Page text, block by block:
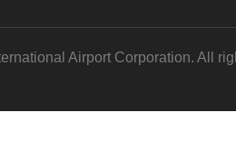
Airport Corporation. All